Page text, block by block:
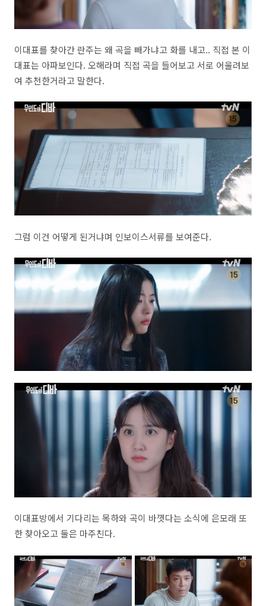
이대표를 찾아간 란주는 왜 곡을 빼가냐고 화를 내고.. 직접 본 이
대표는 아파보인다. 오해라며 직접 곡을 들어보고 서로 어울려보
여 추천한거라고 말한다.
그럼 이건 어떻게 된거냐며 인보이스서류를 보여준다.
이대표방에서 기다리는 목하와 곡이 바꼇다는 소식에 은모래 또
한 찾아오고 둘은 마주친다.